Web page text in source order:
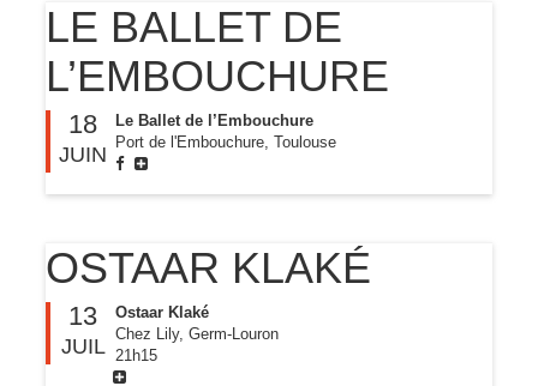
LE BALLET DE
L’EMBOUCHURE
18
JUIN
Le Ballet de l’Embouchure
Port de l'Embouchure, Toulouse
OSTAAR KLAKÉ
13
JUIL
Ostaar Klaké
Chez Lily, Germ-Louron
21h15